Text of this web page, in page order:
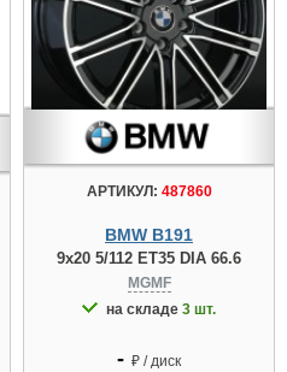
АРТИКУЛ: 487860
BMW B191
9x20 5/112 ET35 DIA 66.6
MGMF
на складе 3 шт.
- ₽ / диск